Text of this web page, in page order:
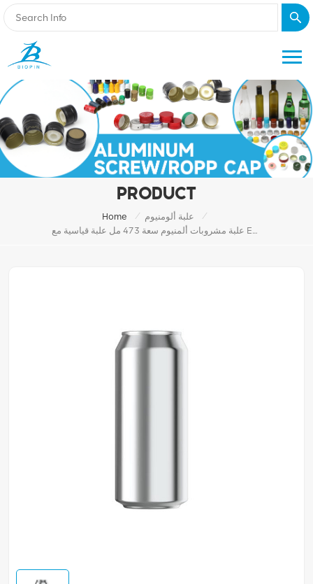
PRODUCT
Home / علبة ألومنيوم
/
علبة مشروبات ألمنيوم سعة 473 مل علبة قياسية مع Eoe